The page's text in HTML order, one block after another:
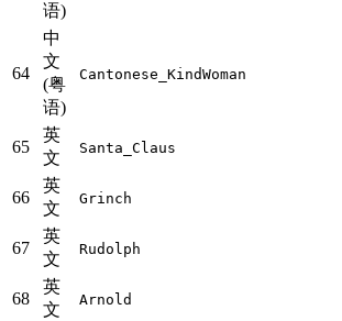
语)
64
中
文
(粤
语)
Cantonese_KindWoman
65
英
文
Santa_Claus
66
英
文
Grinch
67
英
文
Rudolph
68
英
文
Arnold